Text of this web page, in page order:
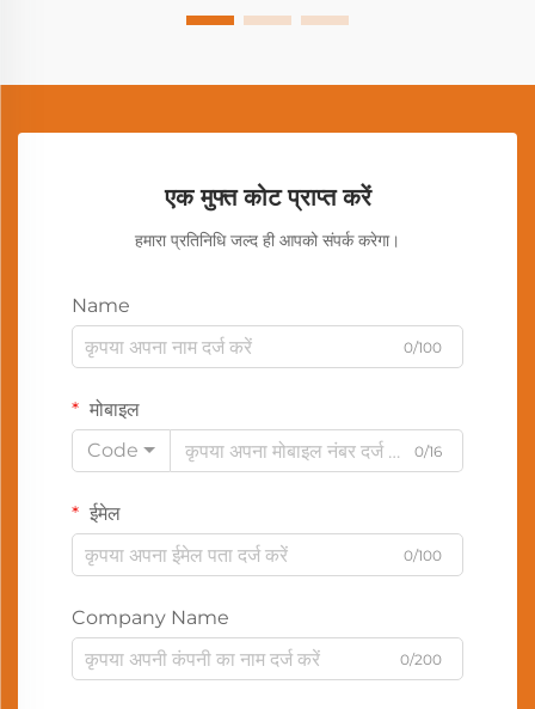
एक मुफ्त कोट प्राप्त करें
हमारा प्रतिनिधि जल्द ही आपको संपर्क करेगा।
Name
0/100
मोबाइल
Code
0/16
ईमेल
0/100
Company Name
0/200